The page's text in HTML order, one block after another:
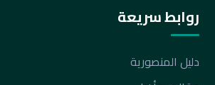
روابط سريعة
دليل المنصورية